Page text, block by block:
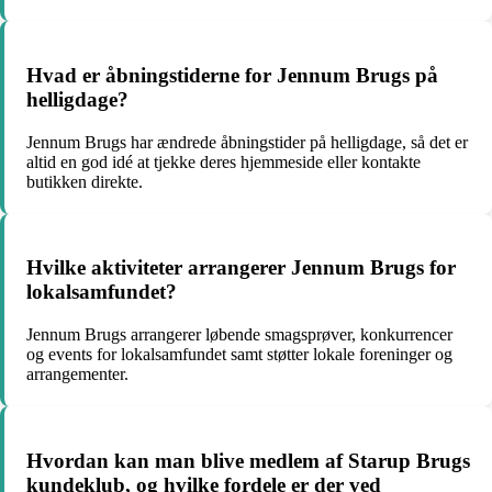
Hvad er åbningstiderne for Jennum Brugs på
helligdage?
Jennum Brugs har ændrede åbningstider på helligdage, så det er
altid en god idé at tjekke deres hjemmeside eller kontakte
butikken direkte.
Hvilke aktiviteter arrangerer Jennum Brugs for
lokalsamfundet?
Jennum Brugs arrangerer løbende smagsprøver, konkurrencer
og events for lokalsamfundet samt støtter lokale foreninger og
arrangementer.
Hvordan kan man blive medlem af Starup Brugs
kundeklub, og hvilke fordele er der ved